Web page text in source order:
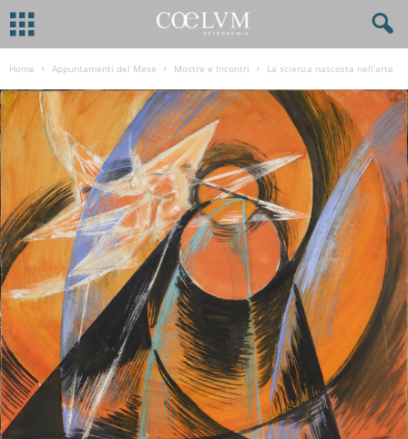
Home Appuntamenti del Mese Mostre e Incontri La scienza nascosta nell’arte